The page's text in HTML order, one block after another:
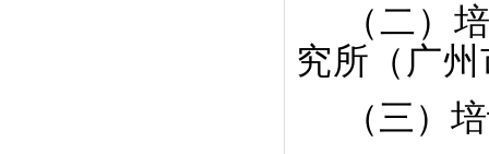
（二）
究所（广
（三）